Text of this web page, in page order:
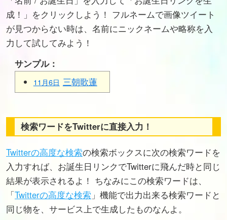
成！」をクリックしよう！ フルネームで画像ツイート
が見つからない時は、名前にニックネームや略称を入
力して試してみよう！
サンプル：
11月6日 三朝歌蓮
検索ワードをTwitterに直接入力！
Twitterの高度な検索の検索ボックスに次の検索ワードを
入力すれば、お誕生日リンクでTwitterに飛んだ時と同じ
結果が表示されるよ！ ちなみにこの検索ワードは、
「Twitterの高度な検索 」機能で出力出来る検索ワードと
同じ物を、サービス上で生成したものなんよ。